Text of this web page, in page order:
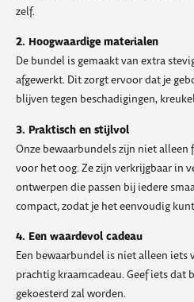
zelf.
2. Hoogwaardige materialen
De bundel is gemaakt van extra
afgewerkt. Dit zorgt ervoor dat je
blijven tegen beschadigingen,
3. Praktisch en stijlvol
Onze bewaarbundels zijn niet
voor het oog. Ze zijn verkrijgbaar in
ontwerpen die passen bij iedere
compact, zodat je het eenvoudig
4. Een waardevol cadeau
Een bewaarbundel is niet alleen iets
prachtig kraamcadeau. Geef iets dat
gekoesterd zal worden.